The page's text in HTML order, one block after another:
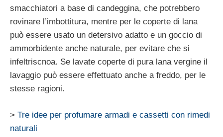
smacchiatori a base di candeggina, che potrebbero
rovinare l’imbottitura, mentre per le coperte di lana
può essere usato un detersivo adatto e un goccio di
ammorbidente anche naturale, per evitare che si
infeltriscnoa. Se lavate coperte di pura lana vergine il
lavaggio può essere effettuato anche a freddo, per le
stesse ragioni.
> Tre idee per profumare armadi e cassetti con rimedi
naturali